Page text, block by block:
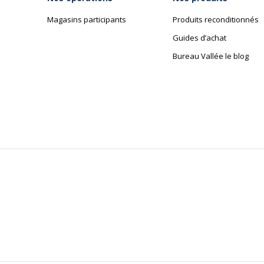
Magasins participants
Produits reconditionnés
Guides d’achat
Bureau Vallée le blog